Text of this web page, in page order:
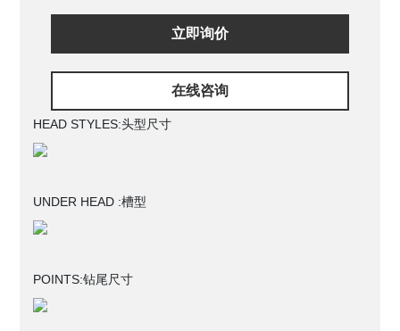
立即询价
在线咨询
HEAD STYLES:头型尺寸
UNDER HEAD :槽型
POINTS:钻尾尺寸